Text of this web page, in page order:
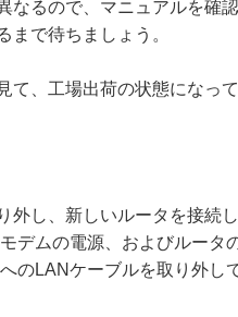
なるので、マニュアルを確
で待ちましょう。
て、工場出荷の状態になっ
外し、新しいルータを接続
デムの電源、およびルータ
のLANケーブルを取り外し